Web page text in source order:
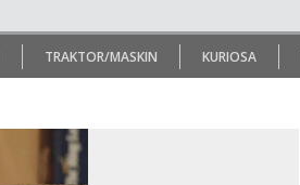
TRAKTOR/MASKIN KURIOSA